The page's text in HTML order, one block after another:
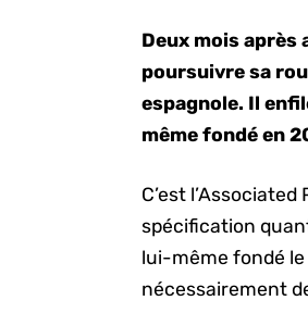
Deux mois après
poursuivre sa
espagnole. Il
même fondé en
C’est
spécification
lui-même fondé le
nécessairement